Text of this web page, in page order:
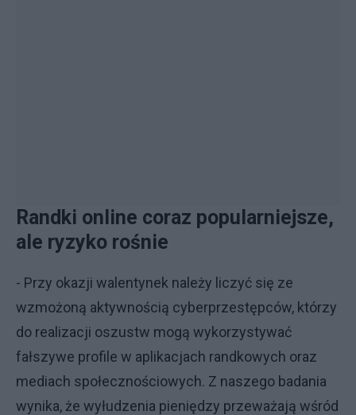
Randki online coraz popularniejsze,
ale ryzyko rośnie
- Przy okazji walentynek należy liczyć się ze
wzmożoną aktywnością cyberprzestępców, którzy
do realizacji oszustw mogą wykorzystywać
fałszywe profile w aplikacjach randkowych oraz
mediach społecznościowych. Z naszego badania
wynika, że wyłudzenia pieniędzy przeważają wśród